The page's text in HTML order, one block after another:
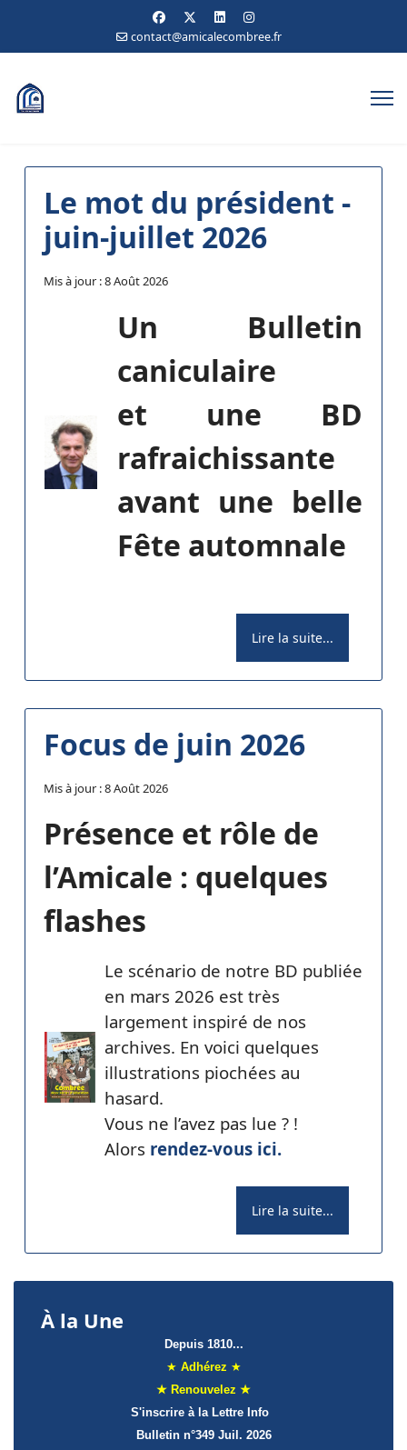
contact@amicalecombree.fr
Le mot du président -
juin-juillet 2026
Mis à jour : 8 Août 2026
Un Bulletin
caniculaire
et une BD
rafraichissante
avant une belle
Fête automnale
Lire la suite...
Focus de juin 2026
Mis à jour : 8 Août 2026
Présence et rôle de
l’Amicale : quelques
flashes
Le scénario de notre BD publiée
en mars 2026 est très
largement inspiré de nos
archives. En voici quelques
illustrations piochées au
hasard.
Vous ne l’avez pas lue ? !
Alors rendez-vous ici.
Lire la suite...
À la Une
Depuis 1810...
★ Adhérez ★
★ Renouvelez ★
S'inscrire à la Lettre Info
Bulletin n°349 Juil. 2026